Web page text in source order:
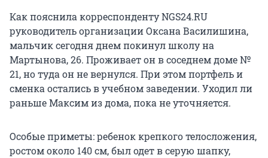
Как пояснила корреспонденту NGS24.RU
руководитель организации Оксана Василишина,
мальчик сегодня днем покинул школу на
Мартынова, 26. Проживает он в соседнем доме №
21, но туда он не вернулся. При этом портфель и
сменка остались в учебном заведении. Уходил ли
раньше Максим из дома, пока не уточняется.
Особые приметы: ребенок крепкого телосложения,
ростом около 140 см, был одет в серую шапку,